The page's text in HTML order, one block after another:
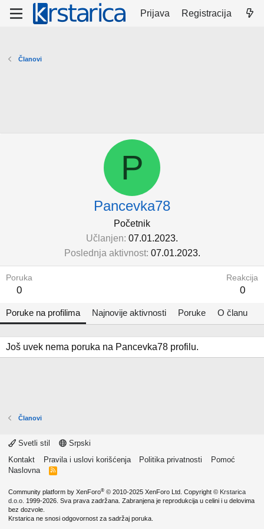
Prijava Registracija
Članovi
P
Pancevka78
Početnik
Učlanjen 07.01.2023.
Poslednja aktivnost 07.01.2023.
Poruka
0
Reakcija
0
Poruke na profilima Najnovije aktivnosti Poruke O članu
Još uvek nema poruka na Pancevka78 profilu.
Članovi
Svetli stil
Srpski
Kontakt
Pravila i uslovi korišćenja Politika privatnosti
Pomoć
Naslovna
R
Community platform by XenForo® © 2010-2025 XenForo Ltd. Copyright © Krstarica
d.o.o. 1999-2026. Sva prava zadržana. Zabranjena je reprodukcija u celini i u delovima
bez dozvole.
Krstarica ne snosi odgovornost za sadržaj poruka.